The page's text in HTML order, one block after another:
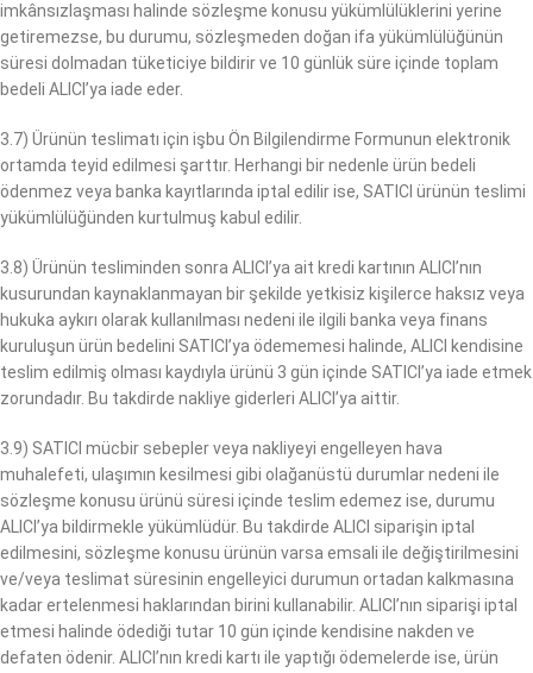
imkânsızlaşması halinde sözleşme konusu yükümlülüklerini yerine
getiremezse, bu durumu, sözleşmeden doğan ifa yükümlülüğünün
süresi dolmadan tüketiciye bildirir ve 10 günlük süre içinde toplam
bedeli ALICI’ya iade eder.
3.7) Ürünün teslimatı için işbu Ön Bilgilendirme Formunun elektronik
ortamda teyid edilmesi şarttır. Herhangi bir nedenle ürün bedeli
ödenmez veya banka kayıtlarında iptal edilir ise, SATICI ürünün teslimi
yükümlülüğünden kurtulmuş kabul edilir.
3.8) Ürünün tesliminden sonra ALICI’ya ait kredi kartının ALICI’nın
kusurundan kaynaklanmayan bir şekilde yetkisiz kişilerce haksız veya
hukuka aykırı olarak kullanılması nedeni ile ilgili banka veya finans
kuruluşun ürün bedelini SATICI’ya ödememesi halinde, ALICI kendisine
teslim edilmiş olması kaydıyla ürünü 3 gün içinde SATICI’ya iade etmek
zorundadır. Bu takdirde nakliye giderleri ALICI’ya aittir.
3.9) SATICI mücbir sebepler veya nakliyeyi engelleyen hava
muhalefeti, ulaşımın kesilmesi gibi olağanüstü durumlar nedeni ile
sözleşme konusu ürünü süresi içinde teslim edemez ise, durumu
ALICI’ya bildirmekle yükümlüdür. Bu takdirde ALICI siparişin iptal
edilmesini, sözleşme konusu ürünün varsa emsali ile değiştirilmesini
ve/veya teslimat süresinin engelleyici durumun ortadan kalkmasına
kadar ertelenmesi haklarından birini kullanabilir. ALICI’nın siparişi iptal
etmesi halinde ödediği tutar 10 gün içinde kendisine nakden ve
defaten ödenir. ALICI’nın kredi kartı ile yaptığı ödemelerde ise, ürün